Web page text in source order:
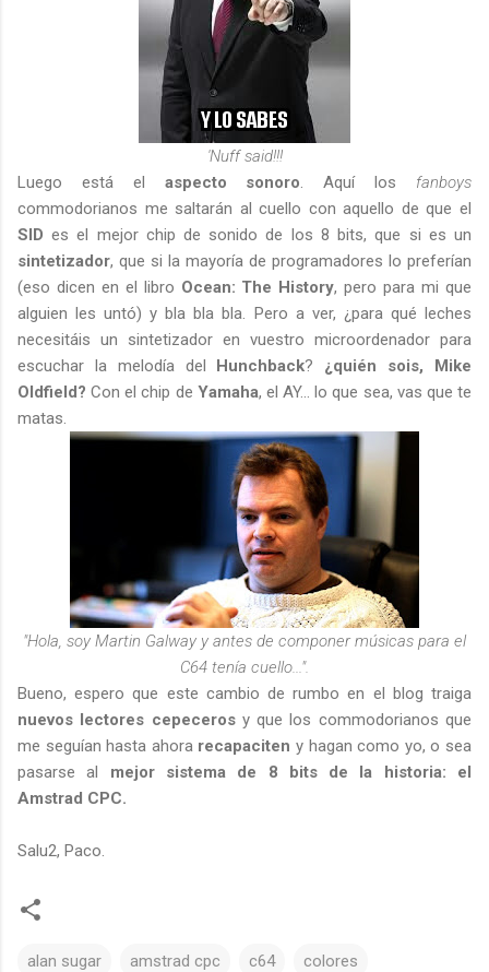
'Nuff said!!!
Luego está el aspecto sonoro . Aquí los fanboys
commodorianos me saltarán al cuello con aquello de que el
SID es el mejor chip de sonido de los 8 bits, que si es un
sintetizador, que si la mayoría de programadores lo preferían
(eso dicen en el libro Ocean: The History, pero para mi que
alguien les untó) y bla bla bla. Pero a ver, ¿para qué leches
necesitáis un sintetizador en vuestro microordenador para
escuchar la melodía del Hunchback? ¿quién sois, Mike
Oldfield? Con el chip de Yamaha, el AY... lo que sea, vas que te
matas.
"Hola, soy Martin Galway y antes de componer músicas para el
C64 tenía cuello...".
Bueno, espero que este cambio de rumbo en el blog traiga
nuevos lectores cepecerosy que los commodorianos que
me seguían hasta ahora recapaciten y hagan como yo, o sea
pasarse al mejor sistema de 8 bits de la historia: el
Amstrad CPC.
Salu2, Paco.
alan sugar amstrad cpc c64 colores